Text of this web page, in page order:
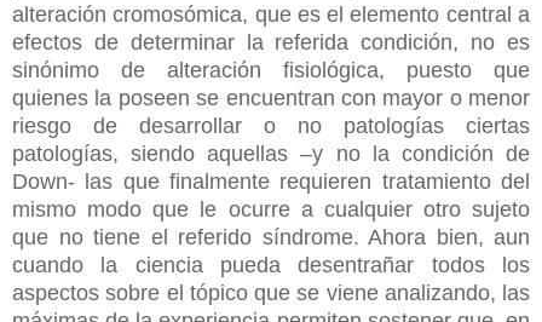
alteración cromosómica, que es el elemento central a
efectos de determinar la referida condición, no es
sinónimo de alteración fisiológica, puesto que
quienes la poseen se encuentran con mayor o menor
riesgo de desarrollar o no patologías ciertas
patologías, siendo aquellas –y no la condición de
Down- las que finalmente requieren tratamiento del
mismo modo que le ocurre a cualquier otro sujeto
que no tiene el referido síndrome. Ahora bien, aun
cuando la ciencia pueda desentrañar todos los
aspectos sobre el tópico que se viene analizando, las